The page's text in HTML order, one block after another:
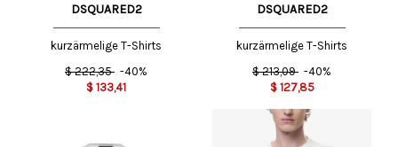
DSQUARED2
kurzärmelige T-Shirts
$ 222,35 -40%
$ 133,41
DSQUARED2
kurzärmelige T-Shirts
$ 213,09 -40%
$ 127,85